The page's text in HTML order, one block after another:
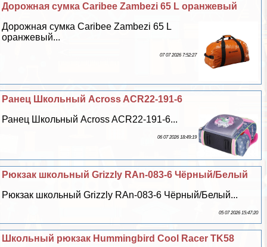
Дорожная сумка Caribee Zambezi 65 L оранжевый
Дорожная сумка Caribee Zambezi 65 L
оранжевый...
07 07 2026 7:52:27
Ранец Школьный Across ACR22-191-6
Ранец Школьный Across ACR22-191-6...
06 07 2026 18:49:19
Рюкзак школьный Grizzly RAn-083-6 Чёрный/Белый
Рюкзак школьный Grizzly RAn-083-6 Чёрный/Белый...
05 07 2026 15:47:20
Школьный рюкзак Hummingbird Cool Racer TK58